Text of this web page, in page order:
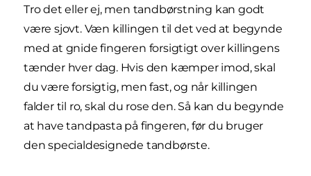
Tro det eller ej, men tandbørstning kan godt
være sjovt. Væn killingen til det ved at begynde
med at gnide fingeren forsigtigt over killingens
tænder hver dag. Hvis den kæmper imod, skal
du være forsigtig, men fast, og når killingen
falder til ro, skal du rose den. Så kan du begynde
at have tandpasta på fingeren, før du bruger
den specialdesignede tandbørste.